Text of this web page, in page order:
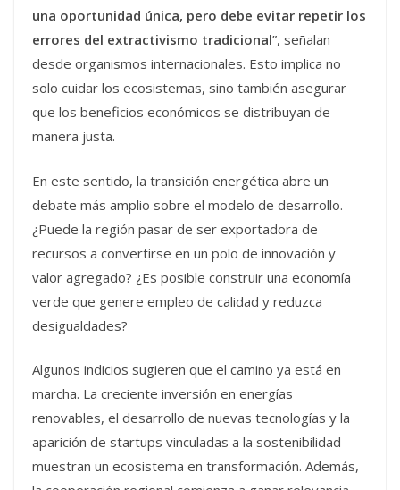
una oportunidad única, pero debe evitar repetir los
errores del extractivismo tradicional”, señalan
desde organismos internacionales. Esto implica no
solo cuidar los ecosistemas, sino también asegurar
que los beneficios económicos se distribuyan de
manera justa.
En este sentido, la transición energética abre un
debate más amplio sobre el modelo de desarrollo.
¿Puede la región pasar de ser exportadora de
recursos a convertirse en un polo de innovación y
valor agregado? ¿Es posible construir una economía
verde que genere empleo de calidad y reduzca
desigualdades?
Algunos indicios sugieren que el camino ya está en
marcha. La creciente inversión en energías
renovables, el desarrollo de nuevas tecnologías y la
aparición de startups vinculadas a la sostenibilidad
muestran un ecosistema en transformación. Además,